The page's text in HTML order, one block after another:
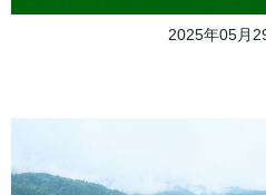
2025年05月